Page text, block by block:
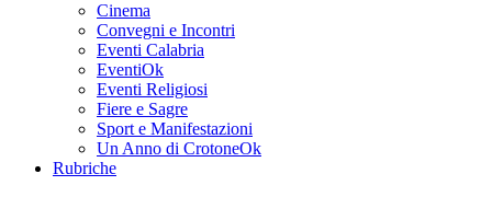
Cinema
Convegni e Incontri
Eventi Calabria
EventiOk
Eventi Religiosi
Fiere e Sagre
Sport e Manifestazioni
Un Anno di CrotoneOk
Rubriche